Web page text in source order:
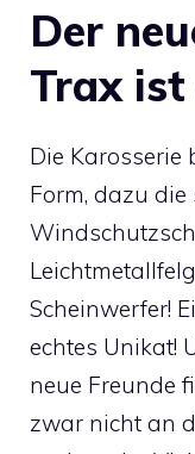
Der
Trax ist
Die Karosserie
Form, dazu
Scheinwerfer!
echtes Unikat!
neue Freunde
zwar nicht an